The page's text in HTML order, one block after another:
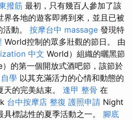
撥筋 最初，只有幾百人參加了該
界各地的遊客即將到來，並且已被
動。 按摩台中 massage 發現特
World控制的眾多壯觀的節日。 由
中文 World）組織的曬黑節
的第一個開放式酒吧節，該節於
學 以其充滿活力的心情和動態的
的完美結束。 逢甲 整骨 在
台中按摩店 整復 護照申請 Night
標誌性的夏季活動之一。 腳底